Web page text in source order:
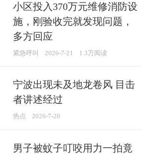
小区投入370万元维修消防设
施，刚验收完就发现问题，
多方回应
紧急呼叫 2026-7-21 1.3万阅读
宁波出现未及地龙卷风 目击
者讲述经过
热点 2026-7-20
男子被蚊子叮咬用力一拍竟